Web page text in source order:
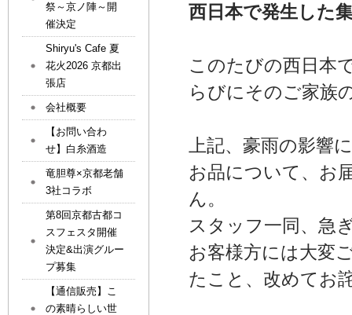
西日本で発生した
このたびの西日本
らびにそのご家族
上記、豪雨の影響
お品について、お
ん。
スタッフ一同、急
お客様方には大変
たこと、改めてお
祭～京ノ陣～開
催決定
Shiryu's Cafe 夏
花火2026 京都出
張店
会社概要
【お問い合わ
せ】白糸酒造
竜胆尊×京都老舗
3社コラボ
第8回京都古都コ
スフェスタ開催
決定&出演グルー
プ募集
【通信販売】こ
の素晴らしい世